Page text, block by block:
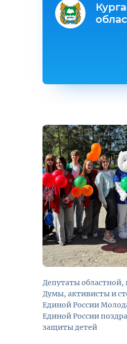
Депутаты областной,
Думы, активисты и
Единой России
Единой России
защиты детей